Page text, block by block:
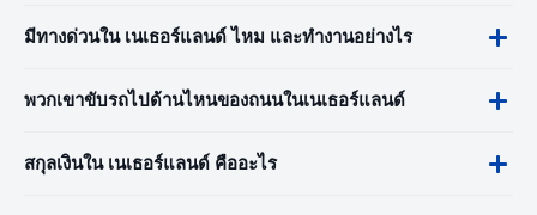
มีทางด่วนใน เนเธอร์แลนด์ ไหม และทำงานอย่างไร
พวกเขาขับรถไปด้านไหนของถนนในเนเธอร์แลนด์
สกุลเงินใน เนเธอร์แลนด์ คืออะไร